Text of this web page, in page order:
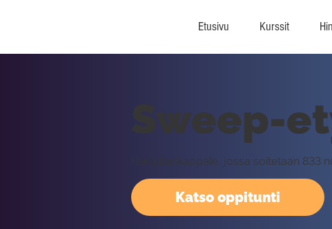
Etusivu Kurssit
Katso oppitunti
Sweep-
Harjoituskappale, jossa soitetaan 833